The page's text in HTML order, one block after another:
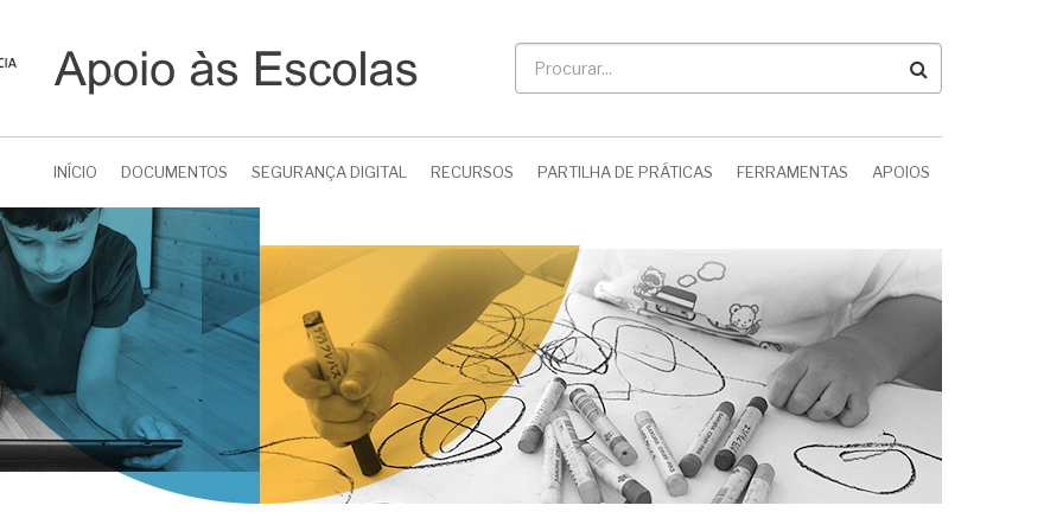
INÍCIO DOCUMENTOS SEGURANÇA DIGITAL RECURSOS PARTILHA DE PRÁTICAS FERRAMENTAS APOIOS